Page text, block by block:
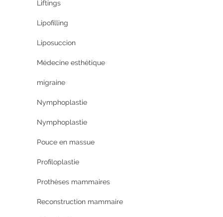
Liftings
Lipofilling
Liposuccion
Médecine esthétique
migraine
Nymphoplastie
Nymphoplastie
Pouce en massue
Profiloplastie
Prothèses mammaires
Reconstruction mammaire